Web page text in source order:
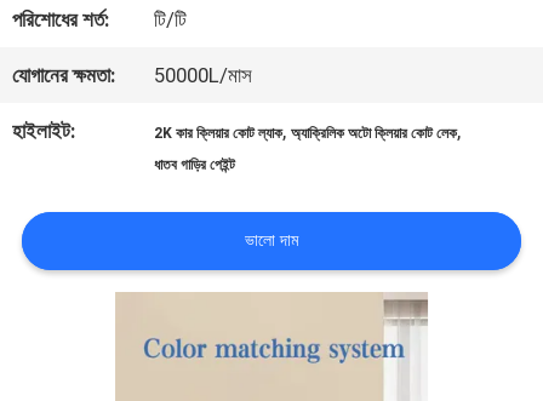
আমাদের
সাথে
যোগাযোগ
খবর
পরিশোধের শর্ত: টি/টি
যোগানের ক্ষমতা: 50000L/মাস
হাইলাইট: 2K কার ক্লিয়ার কোট ল্যাক,অ্যাক্রিলিক অটো ক্লিয়ার কোট লেক,
ধাতব গাড়ির পেইন্ট
ভালো দাম